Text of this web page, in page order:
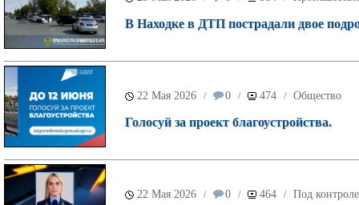
В Находке в ДТП пострадали двое
22 Мая 2026 / 0 / 474 / Общество
Голосуй за проект благоустройства.
22 Мая 2026 / 0 / 464 / Под